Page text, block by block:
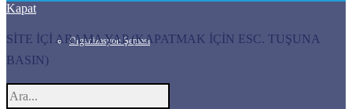
Organizasyon Şeması
Danışmanlar
Kapat
SİTE İÇİ ARAMA YAP (KAPATMAK İÇİN ESC. TUŞUNA
BASIN)